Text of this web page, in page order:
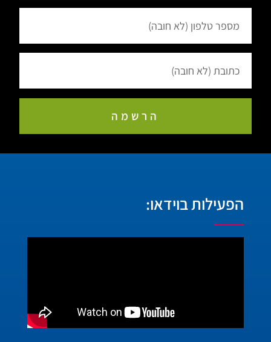
הרשמה
הפעילות בוידאו: